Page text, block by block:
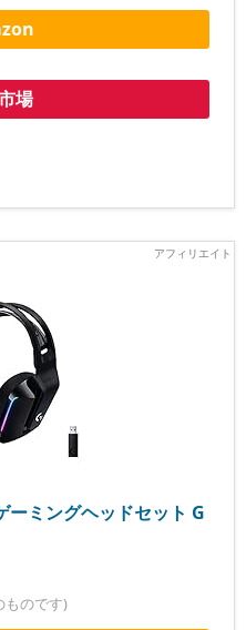
場
ミングヘッドセット G
ものです)